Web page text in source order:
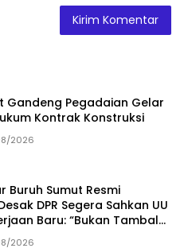
Gandeng Pegadaian Gelar
Kontrak Konstruksi
2026
Buruh Sumut Resmi
DPR Segera Sahkan UU
Baru: “Bukan Tambal
Total”
2026